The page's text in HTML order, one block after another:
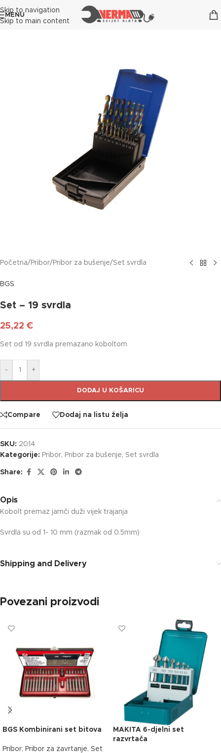
Skip to navigation
Skip to main content
MENU
Početna/ Pribor/ Pribor za bušenje/Set svrdla
BGS
Set – 19 svrdla
25,22 €
Set od 19 svrdla premazano koboltom
- +
DODAJ U KOŠARICU
Compare Dodaj na listu želja
SKU: 2014
Kategorije: Pribor, Pribor za bušenje, Set svrdla
Share:
Opis
Kobolt premaz jamči duži vijek trajanja
Svrdla su od 1- 10 mm (razmak od 0.5mm)
Shipping and Delivery
Povezani proizvodi
BGS Kombinirani set bitova
Pribor, Pribor za zavrtanje, Set
MAKITA 6-djelni set
razvrtača